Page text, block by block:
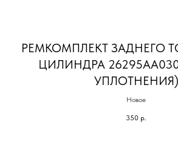
РЕМКОМПЛЕКТ ЗАДНЕГО
ЦИЛИНДРА
УПЛОТНЕНИЯ)
Новое
350 р.